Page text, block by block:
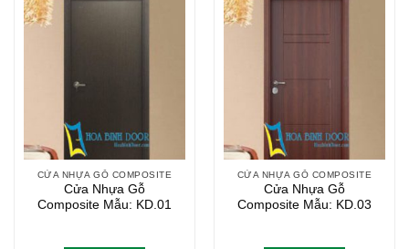
CỬA NHỰA GỖ COMPOSITE
Cửa Nhựa Gỗ
Composite Mẫu: KD.01
CỬA NHỰA GỖ COMPOSITE
Cửa Nhựa Gỗ
Composite Mẫu: KD.03